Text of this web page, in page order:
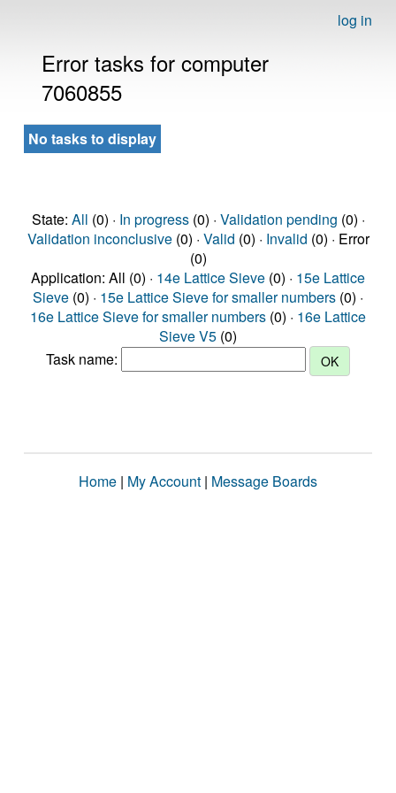
log in
Error tasks for computer
7060855
No tasks to display
State: All (0) · In progress(0) · Validation pending (0) ·
Validation inconclusive(0) · Valid (0) · Invalid (0) · Error
(0)
Application: All (0) · 14e Lattice Sieve (0) · 15e Lattice
Sieve (0) · 15e Lattice Sieve for smaller numbers (0) ·
16e Lattice Sieve for smaller numbers (0) · 16e Lattice
Sieve V5 (0)
Task name:
Home | My Account | Message Boards